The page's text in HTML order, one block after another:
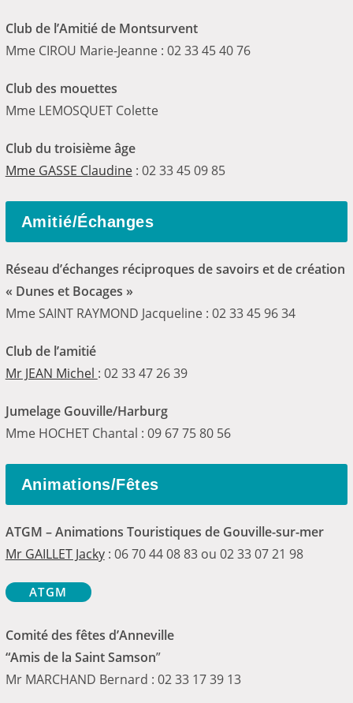
Club de l’Amitié de Montsurvent
Mme CIROU Marie-Jeanne : 02 33 45 40 76
Club des mouettes
Mme LEMOSQUET Colette
Club du troisième âge
Mme GASSE Claudine: 02 33 45 09 85
Amitié/Échanges
Réseau d’échanges réciproques de savoirs et de création
« Dunes et Bocages »
Mme SAINT RAYMOND Jacqueline : 02 33 45 96 34
Club de l’amitié
Mr JEAN Michel : 02 33 47 26 39
Jumelage Gouville/Harburg
Mme HOCHET Chantal : 09 67 75 80 56
Animations/Fêtes
ATGM –Animations Touristiques de Gouville-sur-mer
Mr GAILLET Jacky: 06 70 44 08 83 ou 02 33 07 21 98
ATGM
Comité des fêtes d’Anneville
“Amis de la Saint Samson”
Mr MARCHAND Bernard : 02 33 17 39 13